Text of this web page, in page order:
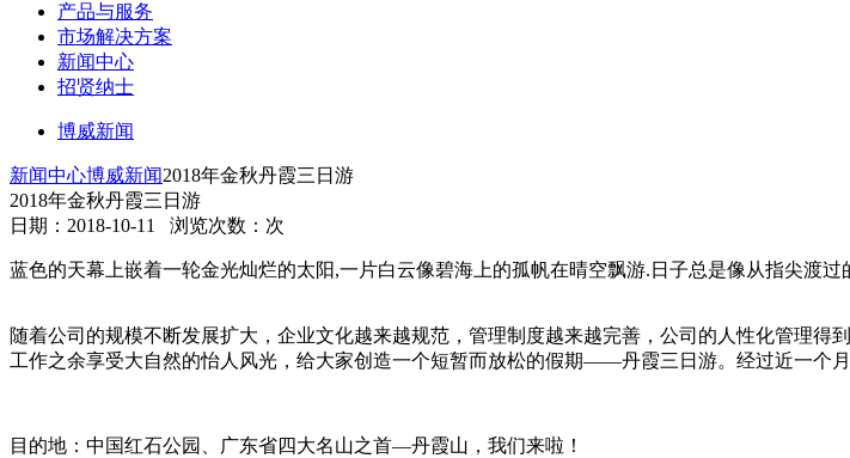
产品与服务
市场解决方案
新闻中心
招贤纳士
博威新闻
新闻中心博威新闻2018年金秋丹霞三日游
2018年金秋丹霞三日游
日期：2018-10-11 浏览次数： 次
蓝色的天幕上嵌着一轮金光灿烂的太阳,一片白云像碧海上的孤帆在晴空飘游.日子总是像从指尖渡过
随着公司的规模不断发展扩大，企业文化越来越规范，管理制度越来越完善，公司的人性化管理
工作之余享受大自然的怡人风光，给大家创造一个短暂而放松的假期——丹霞三日游。经过近一个
目的地：中国红石公园、广东省四大名山之首—丹霞山，我们来啦！